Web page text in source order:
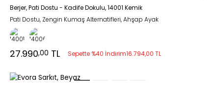
Berjer, Pati Dostu - Kadife Dokulu, 14001 Kemik
Pati Dostu, Zengin Kumaş Alternatifleri, Ahşap Ayak
27.990,00 TL Sepette %40 İndirim16.794,00 TL